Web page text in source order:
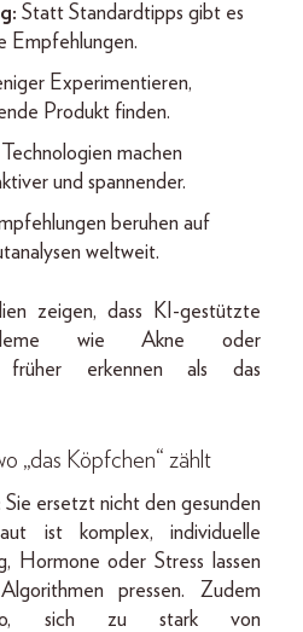
Statt Standardtipps gibt es
Empfehlungen.
Experimentieren,
Produkt finden.
machen
und spannender.
beruhen auf
weltweit.
zeigen, dass KI-gestützte
wie Akne oder
früher erkennen als das
„das Köpfchen“ zählt
Sie ersetzt nicht den gesunden
ist komplex, individuelle
Hormone oder Stress lassen
pressen. Zudem
sich zu stark von